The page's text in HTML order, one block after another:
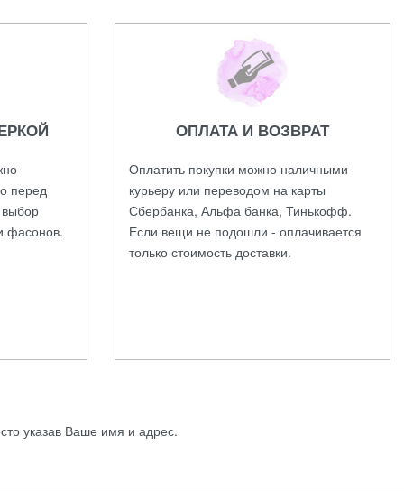
перед
выбор
фасонов.
ОПЛАТА И ВОЗВРАТ
Оплатить покупки можно наличными
курьеру или переводом на карты
Сбербанка, Альфа банка, Тинькофф.
Если вещи не подошли - оплачивается
только стоимость доставки.
указав Ваше имя и адрес.